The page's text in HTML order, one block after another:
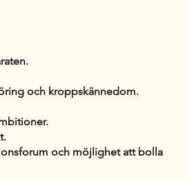
och kroppskännedom.
och möjlighet att bolla